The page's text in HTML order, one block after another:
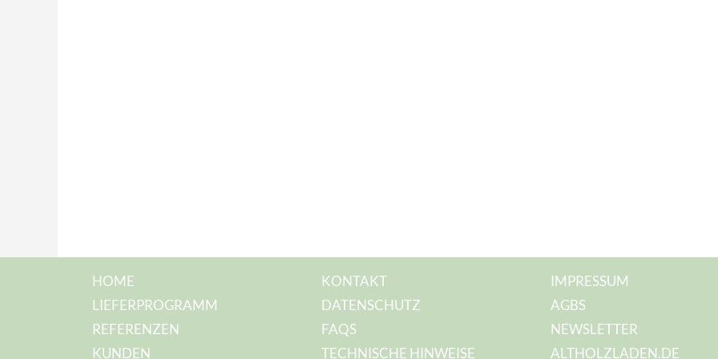
HOME
LIEFERPROGRAMM
REFERENZEN
KUNDEN
KONTAKT
DATENSCHUTZ
FAQS
TECHNISCHE HINWEISE
IMPRESSUM
AGBS
NEWSLETTER
ALTHOLZLADEN.DE